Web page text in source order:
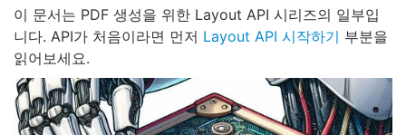
이 문서는 PDF 생성을 위한 Layout API 시리즈의 일부입
니다. API가 처음이라면 먼저 Layout API 시작하기 부분을
읽어보세요.